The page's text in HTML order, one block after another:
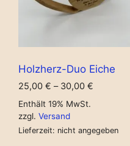
Holzherz-Duo Eiche
25,00 € – 30,00 €
Enthält 19% MwSt.
zzgl. Versand
Lieferzeit: nicht angegeben